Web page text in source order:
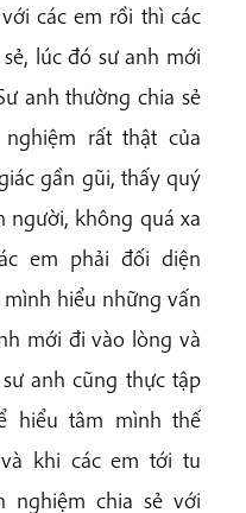
các em rồi thì các
lúc đó sư anh mới
anh thường chia sẻ
rất thật của
gần gũi, thấy quý
người, không quá xa
em phải đối diện
hiểu những vấn
mới đi vào lòng và
anh cũng thực tập
hiểu tâm mình thế
khi các em tới tu
nghiệm chia sẻ với